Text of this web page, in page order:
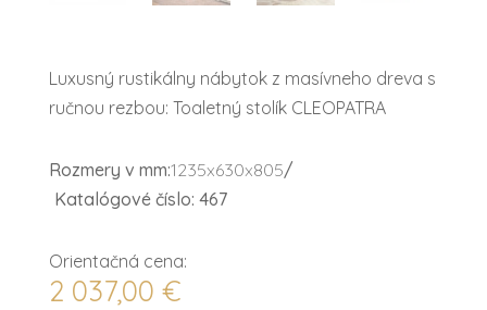
Luxusný rustikálny nábytok z masívneho dreva s
ručnou rezbou: Toaletný stolík CLEOPATRA
Rozmery v mm:1235x630x805/
Katalógové číslo: 467
Orientačná cena:
2 037,00 €